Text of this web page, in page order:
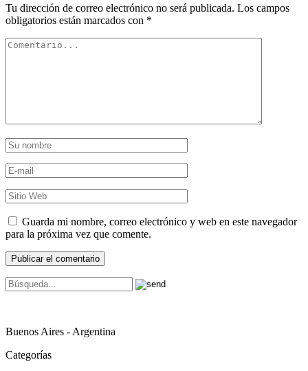
Tu dirección de correo electrónico no será publicada. Los campos
obligatorios están marcados con *
Guarda mi nombre, correo electrónico y web en este navegador
para la próxima vez que comente.
Buenos Aires - Argentina
Categorías